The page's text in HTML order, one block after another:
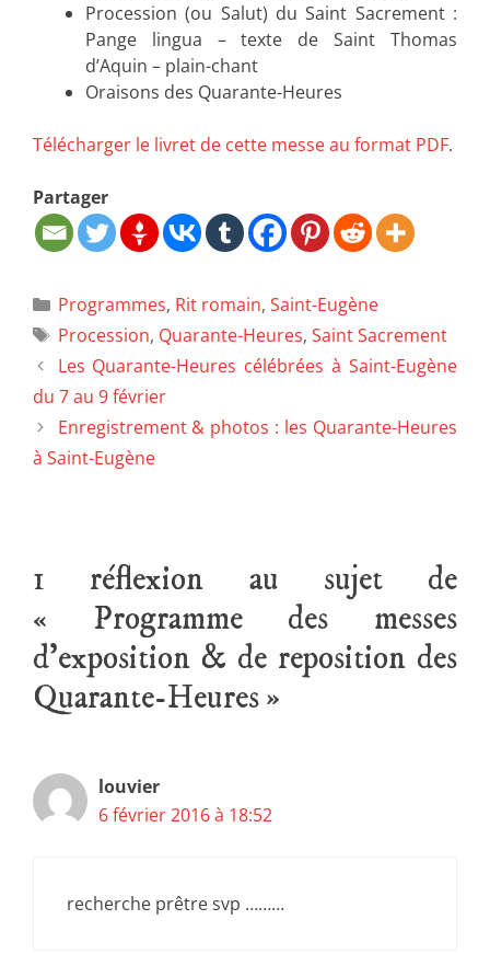
Procession (ou Salut) du Saint Sacrement :
Pange lingua – texte de Saint Thomas
d’Aquin – plain-chant
Oraisons des Quarante-Heures
Télécharger le livret de cette messe au format PDF.
Partager
Programmes, Rit romain, Saint-Eugène
Procession, Quarante-Heures, Saint Sacrement
Les Quarante-Heures célébrées à Saint-Eugène
du 7 au 9 février
Enregistrement & photos : les Quarante-Heures
à Saint-Eugène
1 réflexion au sujet de
« Programme des messes
d’exposition & de reposition des
Quarante-Heures »
louvier
6 février 2016 à 18:52
recherche prêtre svp ………